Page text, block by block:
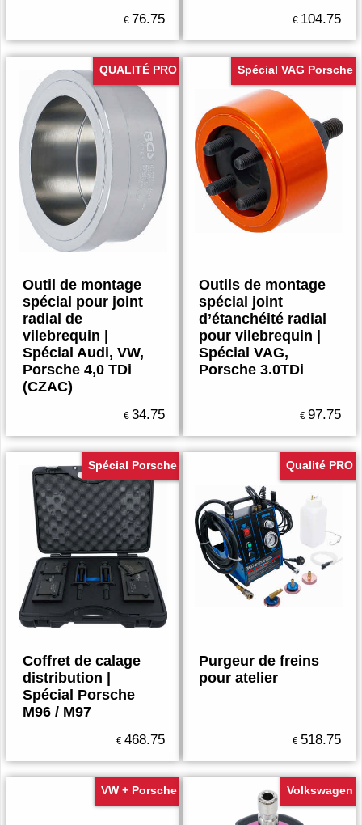
€ 76.75 € 104.75
QUALITÉ PRO
Outil de montage
spécial pour joint
radial de
vilebrequin |
Spécial Audi, VW,
Porsche 4,0 TDi
(CZAC)
€ 34.75
Spécial VAG Porsche
Outils de montage
spécial joint
d’étanchéité radial
pour vilebrequin |
Spécial VAG,
Porsche 3.0TDi
€ 97.75
Spécial Porsche
Coffret de calage
distribution |
Spécial Porsche
M96 / M97
€ 468.75
Qualité PRO
Purgeur de freins
pour atelier
€ 518.75
VW + Porsche Volkswagen